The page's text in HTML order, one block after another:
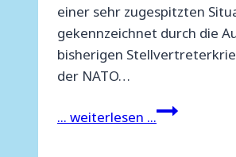
einer sehr zugespitzten
gekennzeichnet durch die
bisherigen
der NATO…
... weiterlesen ...